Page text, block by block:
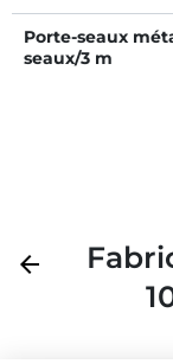
Porte-seaux
seaux/3 m
Précédent
arrow_back